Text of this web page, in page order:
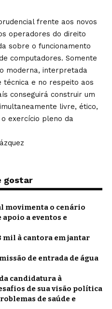
frente aos novos
operadores do direito
sobre o funcionamento
computadores. Somente
moderna, interpretada
técnica e no respeito aos
conseguirá construir um
livre, ético,
exercício pleno da
gostar
movimenta o cenário
a eventos e
mil à cantora em jantar
de entrada de água
candidatura à
de sua visão política
de saúde e